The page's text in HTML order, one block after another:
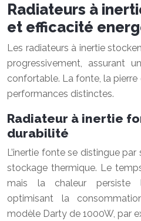
Radiateurs à
et efficacité
Les radiateurs à inertie
progressivement, assurant
confortable. La fonte, la
performances distinctes.
Radiateur à inertie
durabilité
L’inertie fonte se distingue
stockage thermique. Le
mais la chaleur persiste
optimisant la
modèle Darty de 1000W, par